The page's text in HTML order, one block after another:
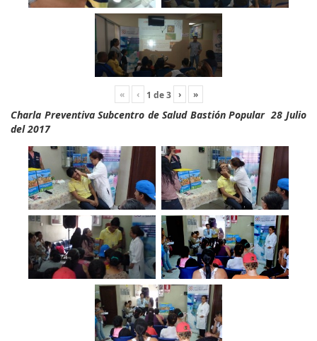
« ‹ 1 de3 › »
Charla Preventiva Subcentro de Salud Bastión Popular 28 Julio
del 2017